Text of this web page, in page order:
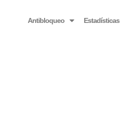
Antibloqueo Estadísticas